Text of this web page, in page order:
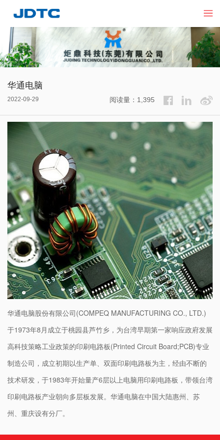
华通电脑
2022-09-29 阅读量：1,395
华通电脑股份有限公司(COMPEQ MANUFACTURING CO., LTD.)
于1973年8月成立于桃园县芦竹乡，为台湾早期第一家响应政府发展
高科技策略工业政策的印刷电路板(Printed Circuit Board;PCB)专业
制造公司，成立初期以生产单、双面印刷电路板为主，经由不断的
技术研发，于1983年开始量产6层以上电脑用印刷电路板，带领台湾
印刷电路板产业朝向多层板发展。华通电脑在中国大陆惠州、苏
州、重庆设有分厂。